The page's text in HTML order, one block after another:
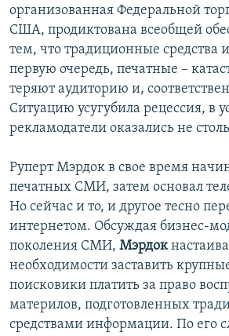
организованная Федеральной
США, продиктована всеобщей
тем, что традиционные средства
первую очередь, печатные –
теряют аудиторию и,
Ситуацию усугубила рецессия, в
рекламодатели оказались не
Руперт Мэрдок в свое время
печатных СМИ, затем основал
Но сейчас и то, и другое тесно
интернетом. Обсуждая бизнес-
поколения СМИ, Мэрдок
необходимости заставить
поисковики платить за право
материлов, подготовленных
средствами информации. По его